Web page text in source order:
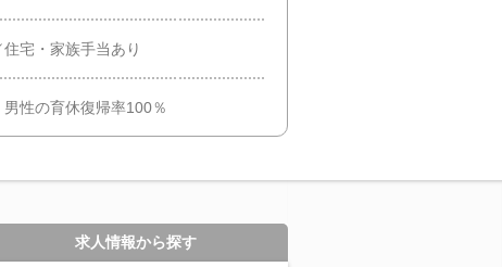
住宅・家族手当あり
男性の育休復帰率100％
求人情報から探す